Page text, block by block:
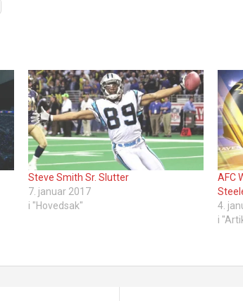
Steve Smith Sr. Slutter
7. januar 2017
i "Hovedsak"
AFC
4.
i